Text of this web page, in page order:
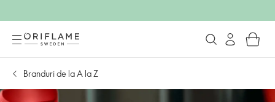
Branduri de la A la Z